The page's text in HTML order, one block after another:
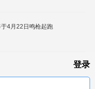
4月22日鸣枪起跑
登录